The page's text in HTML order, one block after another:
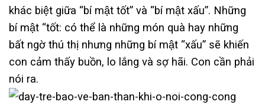
khác biệt giữa “bí mật tốt” và “bí mật xấu”. Những
bí mật “tốt: có thể là những món quà hay những
bất ngờ thú thị nhưng những bí mật “xấu” sẽ khiến
con cảm thấy buồn, lo lắng và sợ hãi. Con cần phải
nói ra.